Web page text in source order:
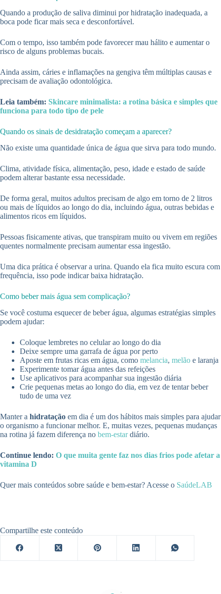
Quando a produção de saliva diminui por hidratação inadequada, a
boca pode ficar mais seca e desconfortável.
Com o tempo, isso também pode favorecer mau hálito e aumentar o
risco de alguns problemas bucais.
Ainda assim, cáries e inflamações na gengiva têm múltiplas causas e
precisam de avaliação odontológica.
Leia também: Skincare minimalista: a rotina básica e simples que
funciona para todo tipo de pele
Quando os sinais de desidratação começam a aparecer?
Não existe uma quantidade única de água que sirva para todo mundo.
Clima, atividade física, alimentação, peso, idade e estado de saúde
podem alterar bastante essa necessidade.
De forma geral, muitos adultos precisam de algo em torno de 2 litros
ou mais de líquidos ao longo do dia, incluindo água, outras bebidas e
alimentos ricos em líquidos.
Pessoas fisicamente ativas, que transpiram muito ou vivem em regiões
quentes normalmente precisam aumentar essa ingestão.
Uma dica prática é observar a urina. Quando ela fica muito escura com
frequência, isso pode indicar baixa hidratação.
Como beber mais água sem complicação?
Se você costuma esquecer de beber água, algumas estratégias simples
podem ajudar:
Coloque lembretes no celular ao longo do dia
Deixe sempre uma garrafa de água por perto
Aposte em frutas ricas em água, como melancia, melão e laranja
Experimente tomar água antes das refeições
Use aplicativos para acompanhar sua ingestão diária
Crie pequenas metas ao longo do dia, em vez de tentar beber
tudo de uma vez
Manter a hidratação em dia é um dos hábitos mais simples para ajudar
o organismo a funcionar melhor. E, muitas vezes, pequenas mudanças
na rotina já fazem diferença no bem-estardiário.
Continue lendo: O que muita gente faz nos dias frios pode afetar a
vitamina D
Quer mais conteúdos sobre saúde e bem-estar? Acesse o SaúdeLAB
Compartilhe este conteúdo